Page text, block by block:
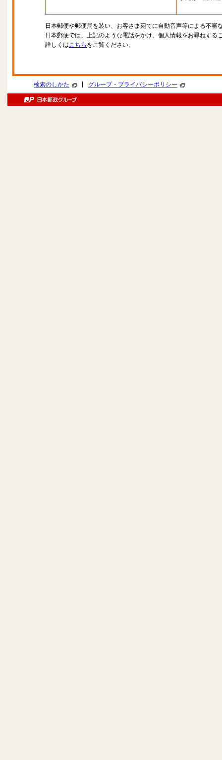
日本郵便や郵便局を装い、お客さま宛てに自動音声等による不審
日本郵便では、上記のような電話をかけ、個人情報をお尋ねする
詳しくはこちら をご覧ください。
検索のしかた グループ・プライバシーポリシー